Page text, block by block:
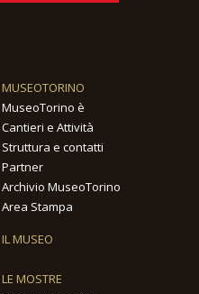
MUSEOTORINO
MuseoTorino è
Cantieri e Attività
Struttura e contatti
Partner
Archivio MuseoTorino
Area Stampa
IL MUSEO
LE MOSTRE